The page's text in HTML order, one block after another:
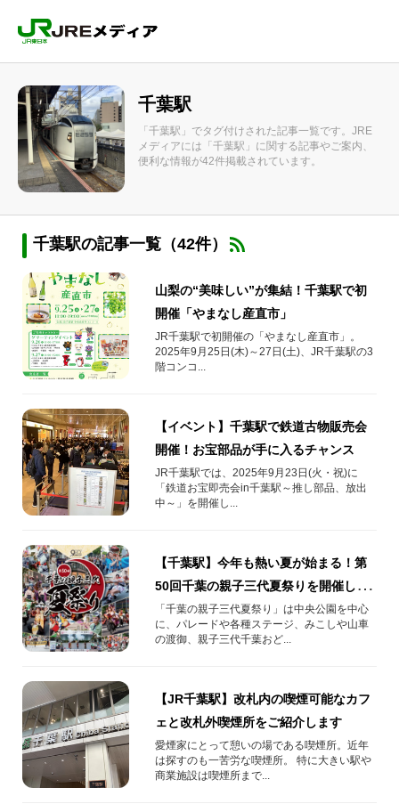
千葉駅
「千葉駅」でタグ付けされた記事一覧です。JRE
メディアには「千葉駅」に関する記事やご案内、
便利な情報が42件掲載されています。
千葉駅の記事一覧（42件）
山梨の“美味しい”が集結！千葉駅で初
開催「やまなし産直市」
JR千葉駅で初開催の「やまなし産直市」。
2025年9月25日(木)～27日(土)、JR千葉駅の3
階コンコ...
【イベント】千葉駅で鉄道古物販売会
開催！お宝部品が手に入るチャンス
JR千葉駅では、2025年9月23日(火・祝)に
「鉄道お宝即売会in千葉駅～推し部品、放出
中～」を開催し...
【千葉駅】今年も熱い夏が始まる！第
50回千葉の親子三代夏祭りを開催しま
す！
「千葉の親子三代夏祭り」は中央公園を中心
に、パレードや各種ステージ、みこしや山車
の渡御、親子三代千葉おど...
【JR千葉駅】改札内の喫煙可能なカフ
ェと改札外喫煙所をご紹介します
愛煙家にとって憩いの場である喫煙所。近年
は探すのも一苦労な喫煙所。 特に大きい駅や
商業施設は喫煙所まで...